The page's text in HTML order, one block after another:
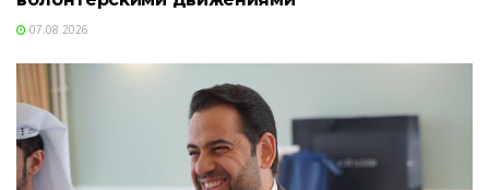
07.08.2026